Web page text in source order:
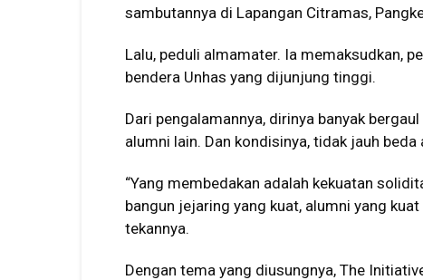
sambutannya di Lapangan Citramas,
Lalu, peduli almamater. Ia memaksudkan,
bendera Unhas yang dijunjung tinggi.
Dari pengalamannya, dirinya banyak
alumni lain. Dan kondisinya, tidak jauh
“Yang membedakan adalah kekuatan
bangun jejaring yang kuat, alumni yang
tekannya.
Dengan tema yang diusungnya, The